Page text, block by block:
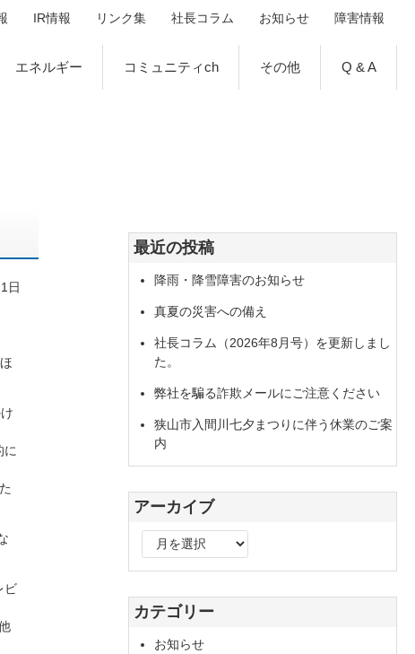
IR情報 リンク集 社長コラム お知らせ 障害情報
エネルギー コミュニティch その他 Q & A
最近の投稿
降雨・降雪障害のお知らせ
真夏の災害への備え
社長コラム（2026年8月号）を更新しまし
た。
弊社を騙る詐欺メールにご注意ください
狭山市入間川七夕まつりに伴う休業のご案
内
アーカイブ
ー
カ
イ
ブ
カテゴリー
お知らせ
日
に
ビ